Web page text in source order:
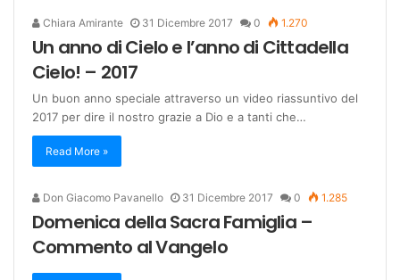
Chiara Amirante 31 Dicembre 2017 0 1.270
Un anno di Cielo e l’anno di Cittadella
Cielo! – 2017
Un buon anno speciale attraverso un video riassuntivo del
2017 per dire il nostro grazie a Dio e a tanti che…
Read More »
Don Giacomo Pavanello 31 Dicembre 2017 0 1.285
Domenica della Sacra Famiglia –
Commento al Vangelo